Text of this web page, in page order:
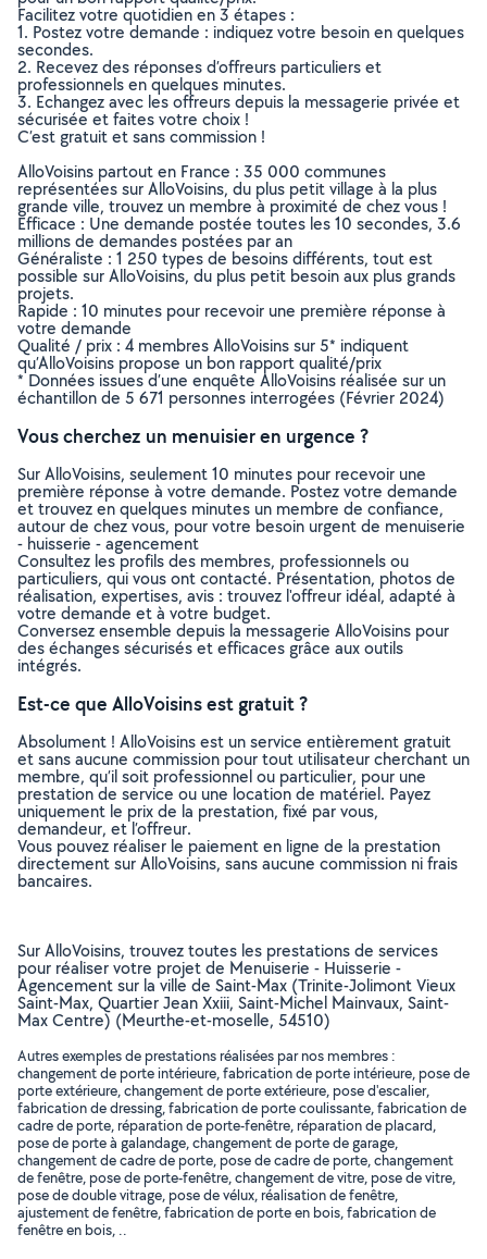
Facilitez votre quotidien en 3 étapes :
1. Postez votre demande : indiquez votre besoin en quelques
secondes.
2. Recevez des réponses d’offreurs particuliers et
professionnels en quelques minutes.
3. Echangez avec les offreurs depuis la messagerie privée et
sécurisée et faites votre choix !
C’est gratuit et sans commission !
AlloVoisins partout en France : 35 000 communes
représentées sur AlloVoisins, du plus petit village à la plus
grande ville, trouvez un membre à proximité de chez vous !
Efficace : Une demande postée toutes les 10 secondes, 3.6
millions de demandes postées par an
Généraliste : 1 250 types de besoins différents, tout est
possible sur AlloVoisins, du plus petit besoin aux plus grands
projets.
Rapide : 10 minutes pour recevoir une première réponse à
votre demande
Qualité / prix : 4 membres AlloVoisins sur 5* indiquent
qu’AlloVoisins propose un bon rapport qualité/prix
* Données issues d’une enquête AlloVoisins réalisée sur un
échantillon de 5 671 personnes interrogées (Février 2024)
Vous cherchez un menuisier en urgence ?
Sur AlloVoisins, seulement 10 minutes pour recevoir une
première réponse à votre demande. Postez votre demande
et trouvez en quelques minutes un membre de confiance,
autour de chez vous, pour votre besoin urgent de menuiserie
- huisserie - agencement
Consultez les profils des membres, professionnels ou
particuliers, qui vous ont contacté. Présentation, photos de
réalisation, expertises, avis : trouvez l'offreur idéal, adapté à
votre demande et à votre budget.
Conversez ensemble depuis la messagerie AlloVoisins pour
des échanges sécurisés et efficaces grâce aux outils
intégrés.
Est-ce que AlloVoisins est gratuit ?
Absolument ! AlloVoisins est un service entièrement gratuit
et sans aucune commission pour tout utilisateur cherchant un
membre, qu’il soit professionnel ou particulier, pour une
prestation de service ou une location de matériel. Payez
uniquement le prix de la prestation, fixé par vous,
demandeur, et l’offreur.
Vous pouvez réaliser le paiement en ligne de la prestation
directement sur AlloVoisins, sans aucune commission ni frais
bancaires.
Sur AlloVoisins, trouvez toutes les prestations de services
pour réaliser votre projet de Menuiserie - Huisserie -
Agencement sur la ville de Saint-Max (Trinite-Jolimont Vieux
Saint-Max, Quartier Jean Xxiii, Saint-Michel Mainvaux, Saint-
Max Centre) (Meurthe-et-moselle, 54510)
Autres exemples de prestations réalisées par nos membres :
changement de porte intérieure, fabrication de porte intérieure, pose de
porte extérieure, changement de porte extérieure, pose d'escalier,
fabrication de dressing, fabrication de porte coulissante, fabrication de
cadre de porte, réparation de porte-fenêtre, réparation de placard,
pose de porte à galandage, changement de porte de garage,
changement de cadre de porte, pose de cadre de porte, changement
de fenêtre, pose de porte-fenêtre, changement de vitre, pose de vitre,
pose de double vitrage, pose de vélux, réalisation de fenêtre,
ajustement de fenêtre, fabrication de porte en bois, fabrication de
fenêtre en bois, ..